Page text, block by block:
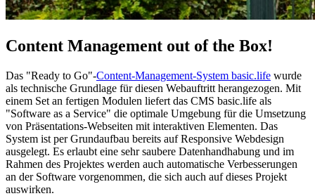
Content Management out of the Box!
Das "Ready to Go"-Content-Management-System basic.life wurde
als technische Grundlage für diesen Webauftritt herangezogen. Mit
einem Set an fertigen Modulen liefert das CMS basic.life als
"Software as a Service" die optimale Umgebung für die Umsetzung
von Präsentations-Webseiten mit interaktiven Elementen. Das
System ist per Grundaufbau bereits auf Responsive Webdesign
ausgelegt. Es erlaubt eine sehr saubere Datenhandhabung und im
Rahmen des Projektes werden auch automatische Verbesserungen
an der Software vorgenommen, die sich auch auf dieses Projekt
auswirken.